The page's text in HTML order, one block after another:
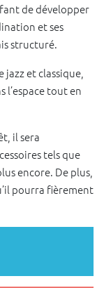
de développer
et ses
structuré.
jazz et classique,
l’espace tout en
il sera
tels que
encore. De plus,
pourra fièrement